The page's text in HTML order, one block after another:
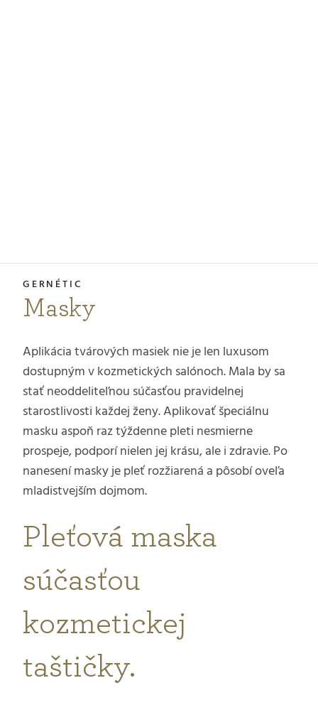
Masky
Aplikácia tvárových masiek nie je len luxusom
dostupným v kozmetických salónoch. Mala by sa
stať neoddeliteľnou súčasťou pravidelnej
starostlivosti každej ženy. Aplikovať špeciálnu
masku aspoň raz týždenne pleti nesmierne
prospeje, podporí nielen jej krásu, ale i zdravie. Po
nanesení masky je pleť rozžiarená a pôsobí oveľa
mladistvejším dojmom.
Pleťová maska
súčasťou
kozmetickej
taštičky.